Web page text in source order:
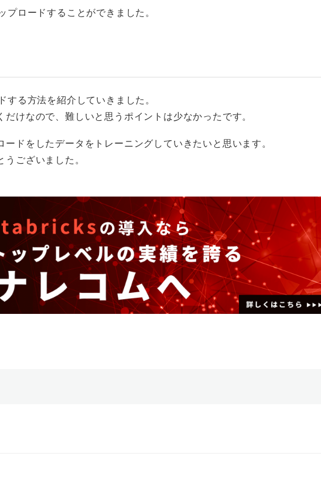
ロードすることができました。
る方法を紹介していきました。
けなので、難しいと思うポイントは少なかったです。
ドをしたデータをトレーニングしていきたいと思います。
ございました。